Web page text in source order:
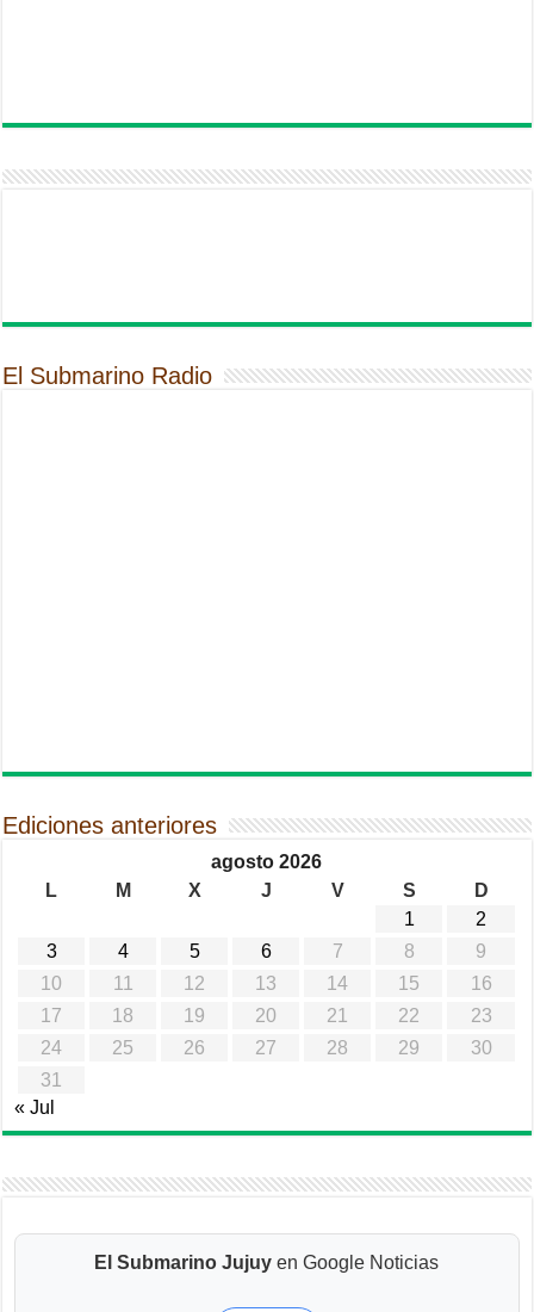
El Submarino Radio
Ediciones anteriores
agosto 2026
L
M X J V S
D
1
2
3
4 5 6 7 8
9
10
11 12 13 14 15
16
17
18 19 20 21 22
23
24
25 26 27 28 29
30
31
« Jul
El Submarino Jujuy en Google Noticias